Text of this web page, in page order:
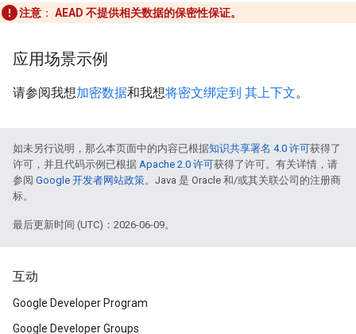
注意 ： AEAD 不提供相关数据的保密性保证。
应用场景示例
请参阅我想加密数据和我想将密文绑定到 其上下文。
如未另行说明，那么本页面中的内容已根据知识共享署名 4.0 许可获得了
许可，并且代码示例已根据 Apache 2.0 许可获得了许可。有关详情，请
参阅 Google 开发者网站政策。Java 是 Oracle 和/或其关联公司的注册商
标。
最后更新时间 (UTC)：2026-06-09。
互动
Google Developer Program
Google Developer Groups